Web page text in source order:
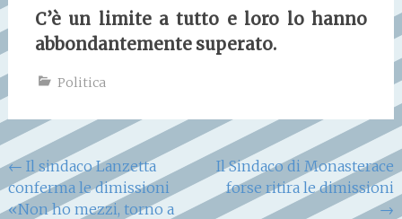
C’è un limite a tutto e loro lo hanno
abbondantemente superato.
Politica
Navigazione
articoli
← Il sindaco Lanzetta
conferma le dimissioni
«Non ho mezzi, torno a
Il Sindaco di Monasterace
forse ritira le dimissioni
→